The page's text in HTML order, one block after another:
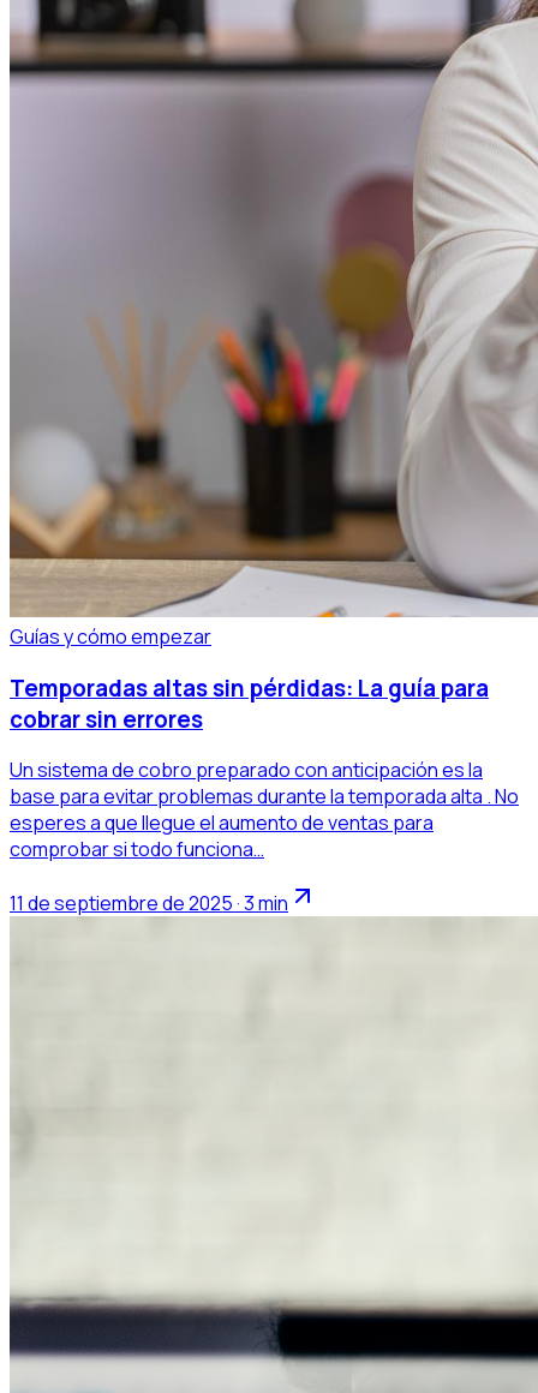
Guías y cómo empezar
Temporadas altas sin pérdidas: La guía para
cobrar sin errores
Un sistema de cobro preparado con anticipación es la
base para evitar problemas durante la temporada alta . No
esperes a que llegue el aumento de ventas para
comprobar si todo funciona…
11 de septiembre de 2025 · 3 min